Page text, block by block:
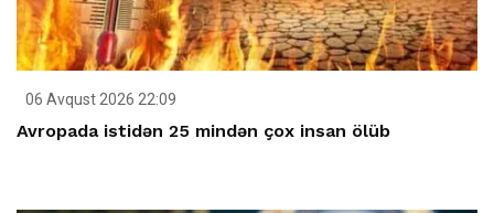
06 Avqust 2026 22:09
Avropada istidən 25 mindən çox insan ölüb